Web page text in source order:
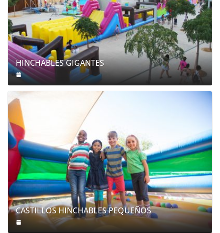
HINCHABLES GIGANTES
CASTILLOS HINCHABLES PEQUEÑOS